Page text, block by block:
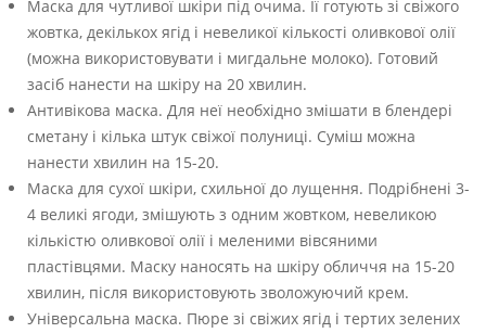
Маска для чутливої шкіри під очима. Її готують зі свіжого
жовтка, декількох ягід і невеликої кількості оливкової олії
(можна використовувати і мигдальне молоко). Готовий
засіб нанести на шкіру на 20 хвилин.
Антивікова маска. Для неї необхідно змішати в блендері
сметану і кілька штук свіжої полуниці. Суміш можна
нанести хвилин на 15-20.
Маска для сухої шкіри, схильної до лущення. Подрібнені 3-
4 великі ягоди, змішують з одним жовтком, невеликою
кількістю оливкової олії і меленими вівсяними
пластівцями. Маску наносять на шкіру обличчя на 15-20
хвилин, після використовують зволожуючий крем.
Універсальна маска. Пюре зі свіжих ягід і тертих зелених